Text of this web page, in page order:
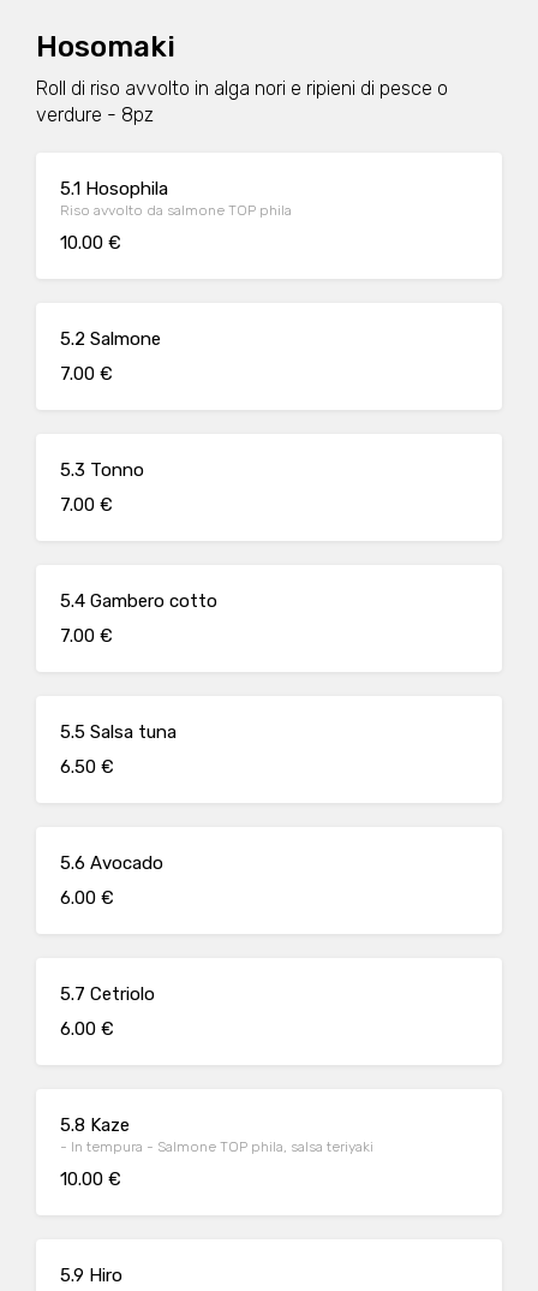
Hosomaki
Roll di riso avvolto in alga nori e ripieni di pesce o
verdure - 8pz
5.1 Hosophila
Riso avvolto da salmone TOP phila
10.00 €
5.2 Salmone
7.00 €
5.3 Tonno
7.00 €
5.4 Gambero cotto
7.00 €
5.5 Salsa tuna
6.50 €
5.6 Avocado
6.00 €
5.7 Cetriolo
6.00 €
5.8 Kaze
- In tempura - Salmone TOP phila, salsa teriyaki
10.00 €
5.9 Hiro